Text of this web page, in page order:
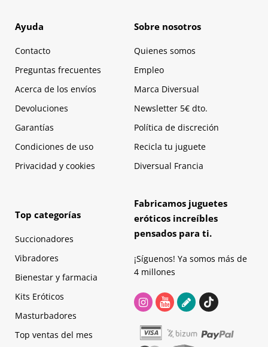
Ayuda
Contacto
Preguntas frecuentes
Acerca de los envíos
Devoluciones
Garantías
Condiciones de uso
Privacidad y cookies
Sobre nosotros
Quienes somos
Empleo
Marca Diversual
Newsletter 5€ dto.
Política de discreción
Recicla tu juguete
Diversual Francia
Top categorías
Succionadores
Vibradores
Bienestar y farmacia
Kits Eróticos
Masturbadores
Top ventas del mes
Fabricamos juguetes
eróticos increíbles
pensados para ti.
¡Síguenos! Ya somos más de
4 millones